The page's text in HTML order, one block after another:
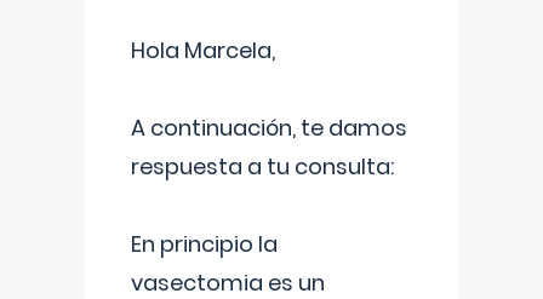
Hola Marcela,
A continuación, te damos
respuesta a tu consulta:
En principio la
vasectomia es un